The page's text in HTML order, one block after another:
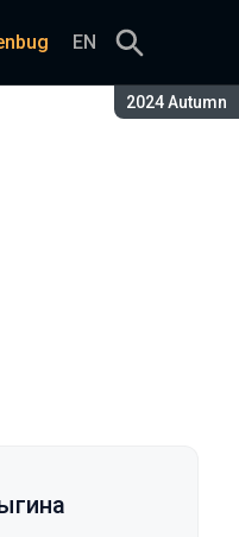
Сезон:
2024 Autumn
EN